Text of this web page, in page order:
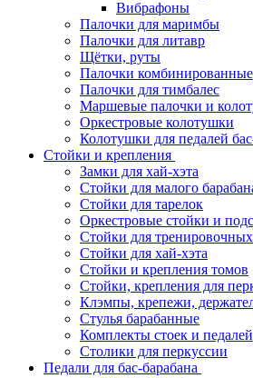
Вибрафоны
Палочки для маримбы
Палочки для литавр
Щётки, руты
Палочки комбинированные
Палочки для тимбалес
Маршевые палочки и
Оркестровые колотушки
Колотушки для педалей
Стойки и крепления
Замки для хай-хэта
Стойки для малого
Стойки для тарелок
Оркестровые стойки и
Стойки для
Стойки для хай-хэта
Стойки и крепления томов
Стойки, крепления для
Клэмпы, крепежи,
Стулья барабанные
Комплекты стоек и педалей
Столики для перкуссии
Педали для бас-барабана